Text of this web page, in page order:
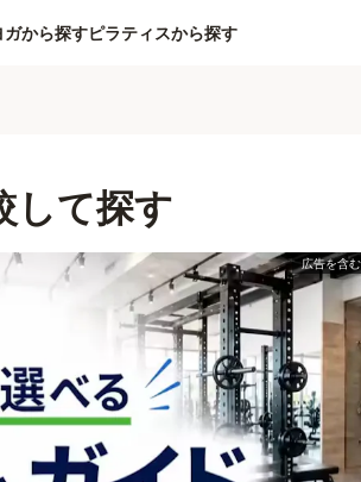
ガから探すピラティスから探す
して探す